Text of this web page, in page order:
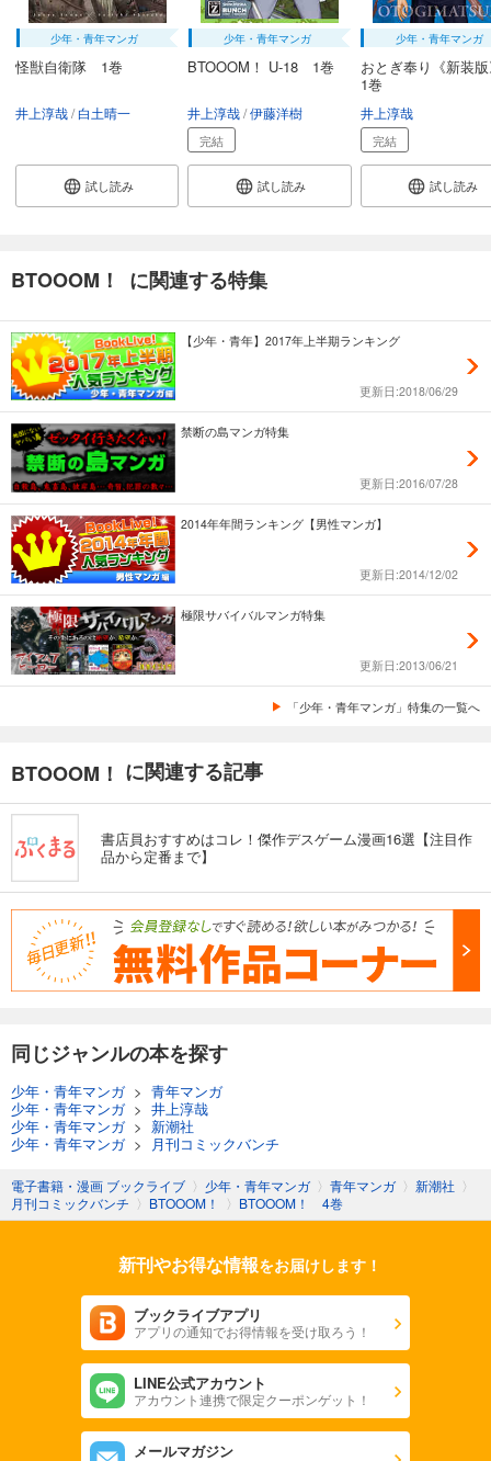
少年・青年マンガ
怪獣自衛隊 1巻
井上淳哉 白土晴一
試し読み
少年・青年マンガ
BTOOOM！ U-18 1巻
井上淳哉 伊藤洋樹
完結
試し読み
少年・青年マンガ
おとぎ奉り《新装
1巻
井上淳哉
完結
試し読み
BTOOOM！ に関連する特集
【少年・青年】2017年上半期ランキング
更新日:2018/06/29
禁断の島マンガ特集
更新日:2016/07/28
2014年年間ランキング【男性マンガ】
更新日:2014/12/02
極限サバイバルマンガ特集
更新日:2013/06/21
「少年・青年マンガ」特集の一覧へ
BTOOOM！ に関連する記事
書店員おすすめはコレ！傑作デスゲーム漫画16選【注目作
品から定番まで】
同じジャンルの本を探す
少年・青年マンガ> 青年マンガ
少年・青年マンガ> 井上淳哉
少年・青年マンガ> 新潮社
少年・青年マンガ> 月刊コミックバンチ
電子書籍・漫画 ブックライブ 〉 少年・青年マンガ 〉 青年マンガ 〉 新潮社 〉
月刊コミックバンチ 〉 BTOOOM！ 〉 BTOOOM！ 4巻
新刊やお得な情報をお届けします！
ブックライブアプリ
アプリの通知でお得情報を受け取ろう！
LINE公式アカウント
アカウント連携で限定クーポンゲット！
メールマガジン